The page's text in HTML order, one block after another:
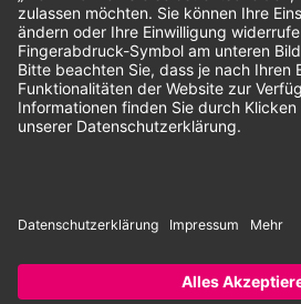
Unsere Zahlungsarten:
Rechnung SEPA-Lastschrift